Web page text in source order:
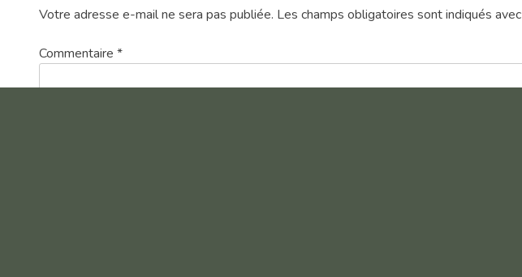
Votre adresse e-mail ne sera pas publiée. Les champs obligatoires sont indiqués avec
Commentaire *